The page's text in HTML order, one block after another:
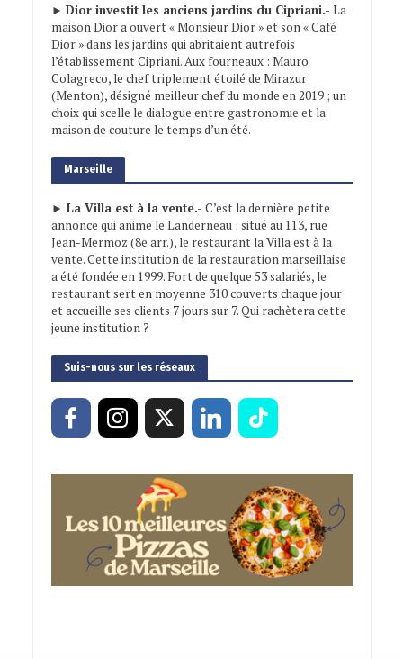
► Dior investit les anciens jardins du Cipriani.- La
maison Dior a ouvert « Monsieur Dior » et son « Café
Dior » dans les jardins qui abritaient autrefois
l’établissement Cipriani. Aux fourneaux : Mauro
Colagreco, le chef triplement étoilé de Mirazur
(Menton), désigné meilleur chef du monde en 2019 ; un
choix qui scelle le dialogue entre gastronomie et la
maison de couture le temps d’un été.
Marseille
► La Villa est à la vente.- C’est la dernière petite
annonce qui anime le Landerneau : situé au 113, rue
Jean-Mermoz (8e arr.), le restaurant la Villa est à la
vente. Cette institution de la restauration marseillaise
a été fondée en 1999. Fort de quelque 53 salariés, le
restaurant sert en moyenne 310 couverts chaque jour
et accueille ses clients 7 jours sur 7. Qui rachètera cette
jeune institution ?
Suis-nous sur les réseaux